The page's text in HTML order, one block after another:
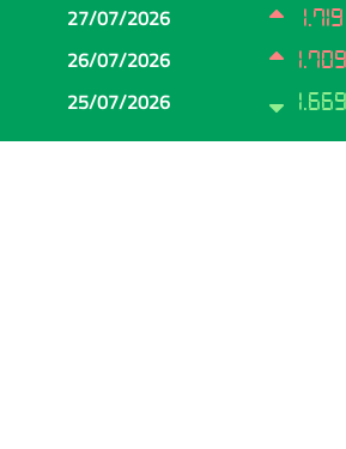
27/07/2026 1.719
26/07/2026 1.709
25/07/2026 1.669